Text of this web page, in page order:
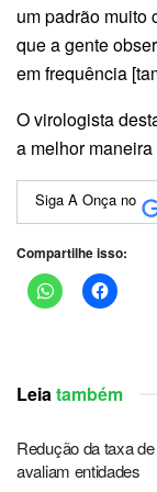
um padrão muito
que a gente
em frequência
O virologista
a melhor
Siga A Onça no
Compartilhe isso:
Leia também
Redução da taxa
avaliam entidades